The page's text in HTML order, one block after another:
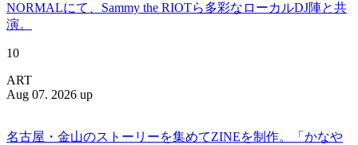
NORMALにて、Sammy the RIOTら多彩なローカルDJ陣と共
演。
10
ART
Aug 07. 2026 up
名古屋・金山のストーリーを集めてZINEを制作。「かなや